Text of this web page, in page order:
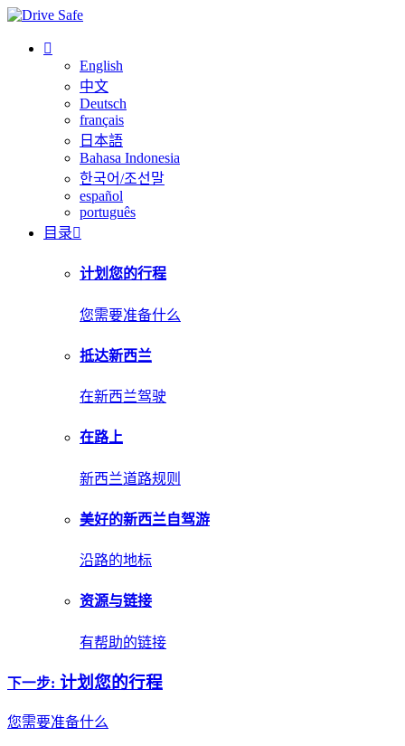
English
中文
Deutsch
français
日本語
Bahasa Indonesia
한국어/조선말
español
português
目录
计划您的行程
您需要准备什么
抵达新西兰
在新西兰驾驶
在路上
新西兰道路规则
美好的新西兰自驾游
沿路的地标
资源与链接
有帮助的链接
下一步: 计划您的行程
您需要准备什么